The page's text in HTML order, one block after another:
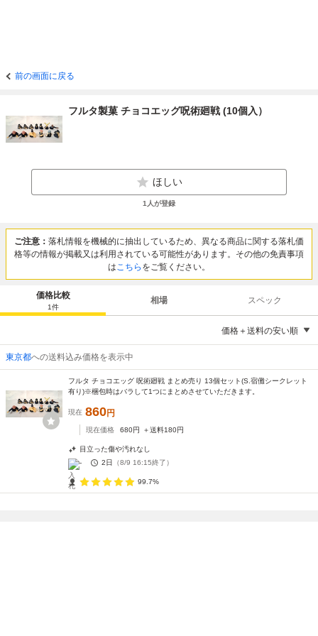
前の画面に戻る
フルタ製菓 チョコエッグ呪術廻戦 (10個入）
ほしい
1 人が登録
ご注意： 落札情報を機械的に抽出しているため、異なる商品に関する落札価
格等の情報が掲載又は利用されている可能性があります。その他の免責事項
はこちら をご覧ください。
価格比較
1件
相場 スペック
価格＋送料の安い順
東京都への送料込み価格を表示中
フルタ チョコエッグ 呪術廻戦 まとめ売り 13個セット(S.宿儺シークレット
有り)※梱包時はバラして1つにまとめさせていただきます。
現在 860円
現在価格 680円 ＋送料180円
目立った傷や汚れなし
-
2日 （8/9 16:15終了）
99.7%